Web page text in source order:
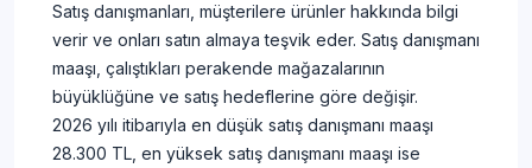
Satış danışmanları, müşterilere ürünler hakkında bilgi
verir ve onları satın almaya teşvik eder. Satış danışmanı
maaşı, çalıştıkları perakende mağazalarının
büyüklüğüne ve satış hedeflerine göre değişir.
2026 yılı itibarıyla en düşük satış danışmanı maaşı
28.300 TL, en yüksek satış danışmanı maaşı ise